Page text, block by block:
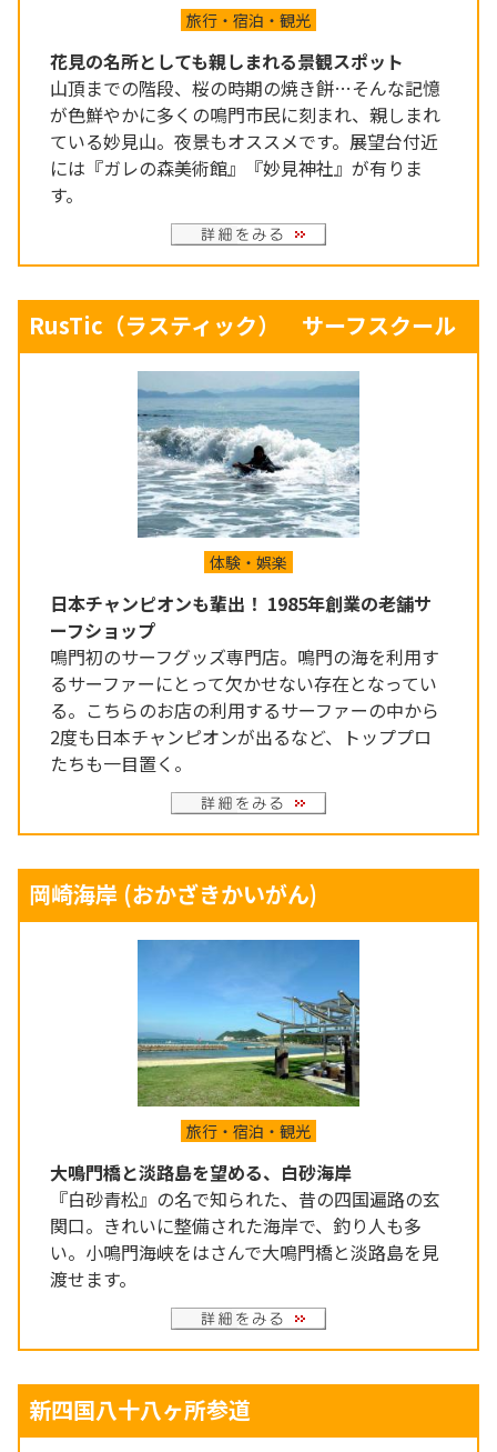
旅行・宿泊・観光
花見の名所としても親しまれる景観スポット
山頂までの階段、桜の時期の焼き餅…そんな記憶
が色鮮やかに多くの鳴門市民に刻まれ、親しまれ
ている妙見山。夜景もオススメです。展望台付近
には『ガレの森美術館』『妙見神社』が有りま
す。
RusTic（ラスティック） サーフスクール
体験・娯楽
日本チャンピオンも輩出！ 1985年創業の老舗サ
ーフショップ
鳴門初のサーフグッズ専門店。鳴門の海を利用す
るサーファーにとって欠かせない存在となってい
る。こちらのお店の利用するサーファーの中から
2度も日本チャンピオンが出るなど、トッププロ
たちも一目置く。
岡崎海岸 (おかざきかいがん)
旅行・宿泊・観光
大鳴門橋と淡路島を望める、白砂海岸
『白砂青松』の名で知られた、昔の四国遍路の玄
関口。きれいに整備された海岸で、釣り人も多
い。小鳴門海峡をはさんで大鳴門橋と淡路島を見
渡せます。
新四国八十八ヶ所参道